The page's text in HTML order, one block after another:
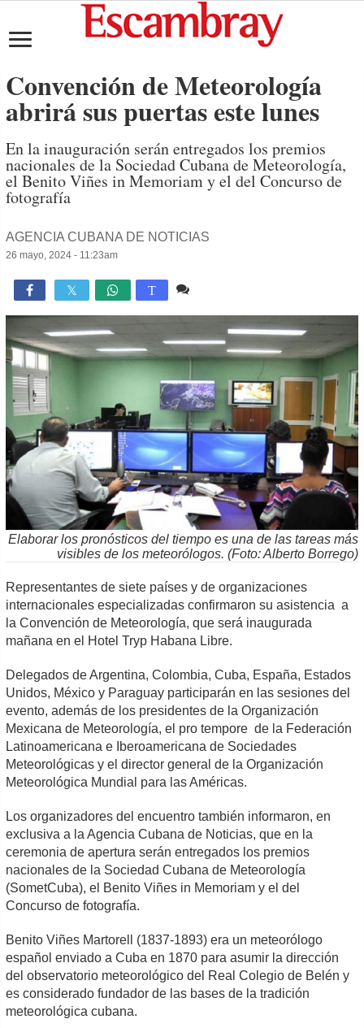
Convención de Meteorología
abrirá sus puertas este lunes
En la inauguración serán entregados los premios
nacionales de la Sociedad Cubana de Meteorología,
el Benito Viñes in Memoriam y el del Concurso de
fotografía
AGENCIA CUBANA DE NOTICIAS
26 mayo, 2024 - 11:23am
 T
Elaborar los pronósticos del tiempo es una de las tareas más
visibles de los meteorólogos. (Foto: Alberto Borrego)
Representantes de siete países y de organizaciones
internacionales especializadas confirmaron su asistencia a
la Convención de Meteorología, que será inaugurada
mañana en el Hotel Tryp Habana Libre.
Delegados de Argentina, Colombia, Cuba, España, Estados
Unidos, México y Paraguay participarán en las sesiones del
evento, además de los presidentes de la Organización
Mexicana de Meteorología, el pro tempore de la Federación
Latinoamericana e Iberoamericana de Sociedades
Meteorológicas y el director general de la Organización
Meteorológica Mundial para las Américas.
Los organizadores del encuentro también informaron, en
exclusiva a la Agencia Cubana de Noticias, que en la
ceremonia de apertura serán entregados los premios
nacionales de la Sociedad Cubana de Meteorología
(SometCuba), el Benito Viñes in Memoriam y el del
Concurso de fotografía.
Benito Viñes Martorell (1837-1893) era un meteorólogo
español enviado a Cuba en 1870 para asumir la dirección
del observatorio meteorológico del Real Colegio de Belén y
es considerado fundador de las bases de la tradición
meteorológica cubana.